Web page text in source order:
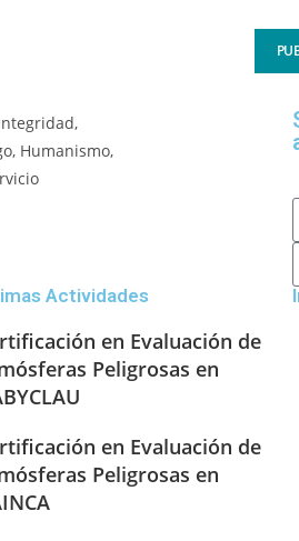
Actividades
en Evaluación de
Peligrosas en
en Evaluación de
Peligrosas en